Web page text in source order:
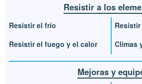
Resistir a los
Resistir el frío
Resistir el fuego y el calor
Climas
Mejoras y